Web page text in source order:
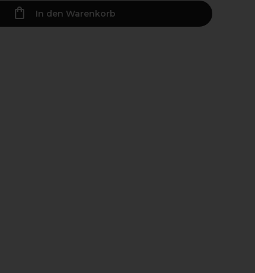
In den Warenkorb